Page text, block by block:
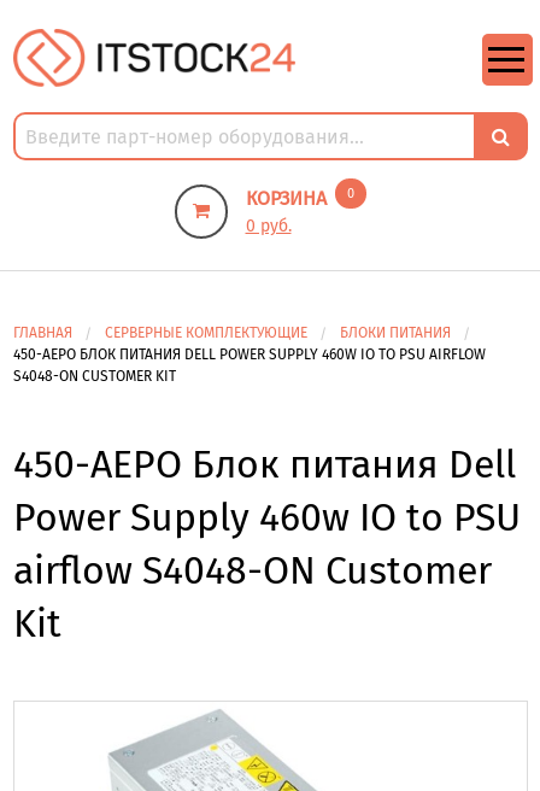
КОРЗИНА 0
0 руб.
ГЛАВНАЯ СЕРВЕРНЫЕ КОМПЛЕКТУЮЩИЕ
БЛОКИ ПИТАНИЯ
450-AEPO БЛОК ПИТАНИЯ DELL POWER SUPPLY 460W IO TO PSU AIRFLOW
S4048-ON CUSTOMER KIT
450-AEPO Блок питания Dell
Power Supply 460w IO to PSU
airflow S4048-ON Customer
Kit